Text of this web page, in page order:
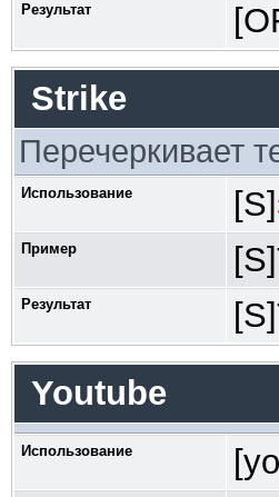
Результат
Strike
Перечеркивает
Использование [S]
Пример
Результат
Youtube
Использование